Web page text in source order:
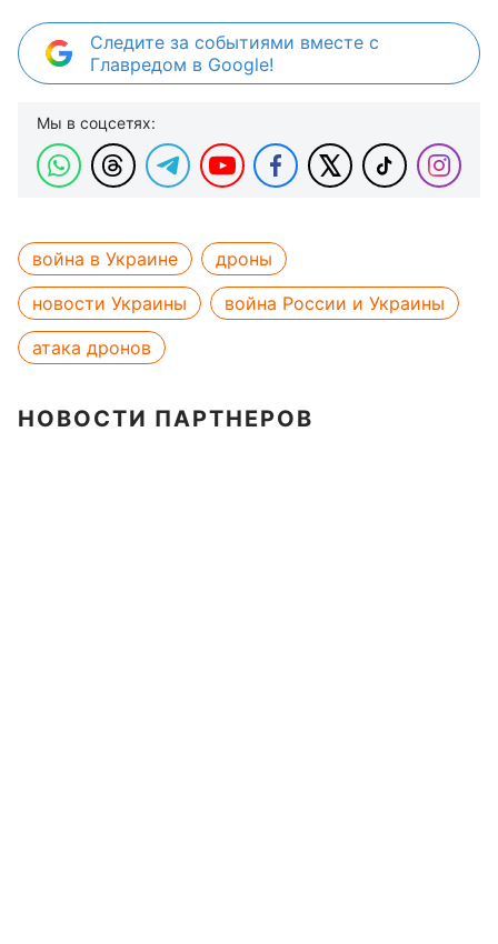
Следите за событиями вместе с
Главредом в Google!
Мы в соцсетях:
война в Украине
дроны
новости Украины
война России и Украины
атака дронов
НОВОСТИ ПАРТНЕРОВ